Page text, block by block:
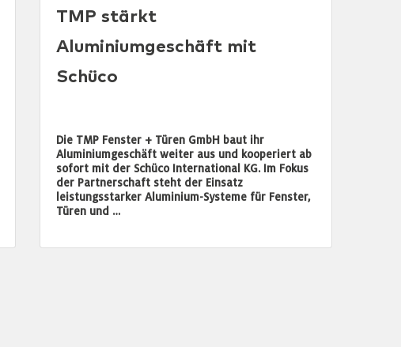
TMP stärkt
Aluminiumgeschäft mit
Schüco
Die TMP Fenster + Türen GmbH baut ihr
Aluminiumgeschäft weiter aus und kooperiert ab
sofort mit der Schüco International KG. Im Fokus
der Partnerschaft steht der Einsatz
leistungsstarker Aluminium-Systeme für Fenster,
Türen und …